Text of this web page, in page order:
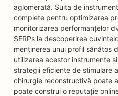
aglomerată. Suita de
complete pentru optimizarea
monitorizarea performanțelor
SERPs la descoperirea
menținerea unui profil sănătos
utilizarea acestor instrumente
strategii eficiente de stimulare
chirurgie reconstructivă poate
poate construi o reputație